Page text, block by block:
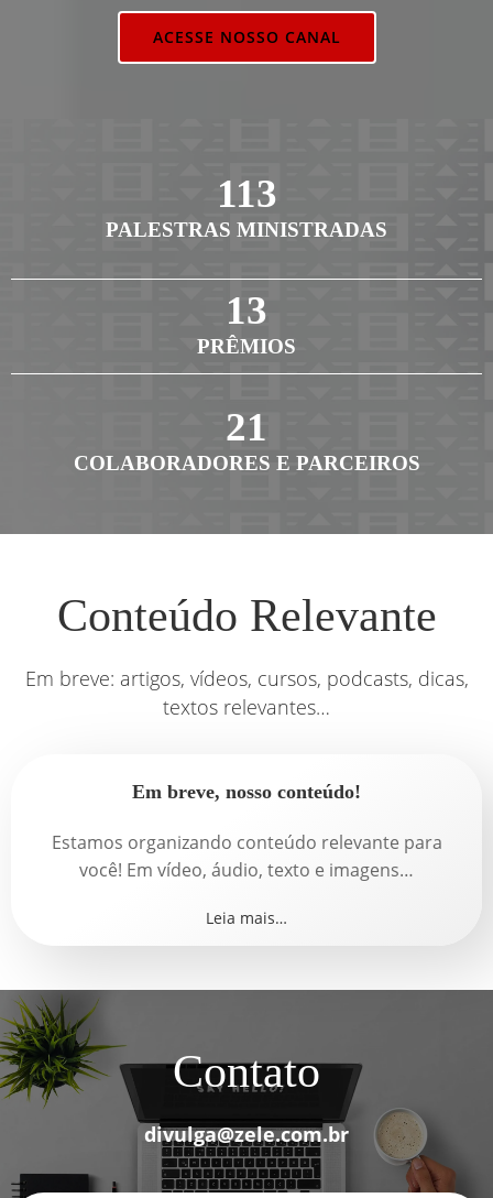
ACESSE NOSSO CANAL
113
PALESTRAS MINISTRADAS
13
PRÊMIOS
21
COLABORADORES E PARCEIROS
Conteúdo Relevante
Em breve: artigos, vídeos, cursos, podcasts, dicas,
textos relevantes…
Em breve, nosso conteúdo!
Estamos organizando conteúdo relevante para
você! Em vídeo, áudio, texto e imagens…
Leia mais…
Contato
divulga@zele.com.br